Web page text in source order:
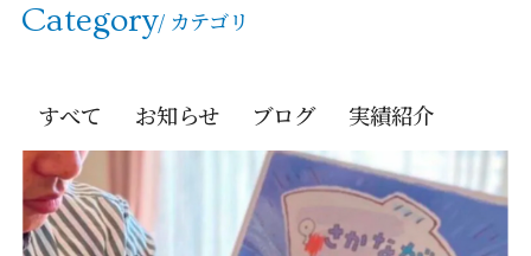
Category/ カテゴリ
すべて お知らせ ブログ 実績紹介